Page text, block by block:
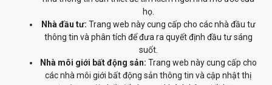
họ.
Nhà đầu tư: Trang web này cung cấp cho các nhà đầu tư
thông tin và phân tích để đưa ra quyết định đầu tư sáng
suốt.
Nhà môi giới bất động sản: Trang web này cung cấp cho
các nhà môi giới bất động sản thông tin và cập nhật thị